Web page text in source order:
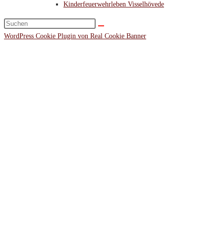
Kinderfeuerwehrleben Visselhövede
Diese
Website
WordPress Cookie Plugin von Real Cookie Banner